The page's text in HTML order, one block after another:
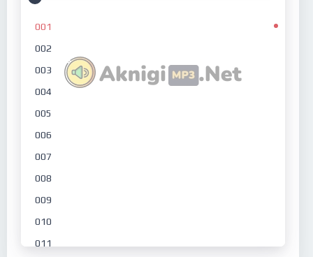
001
002
003
004
005
006
007
008
009
010
011